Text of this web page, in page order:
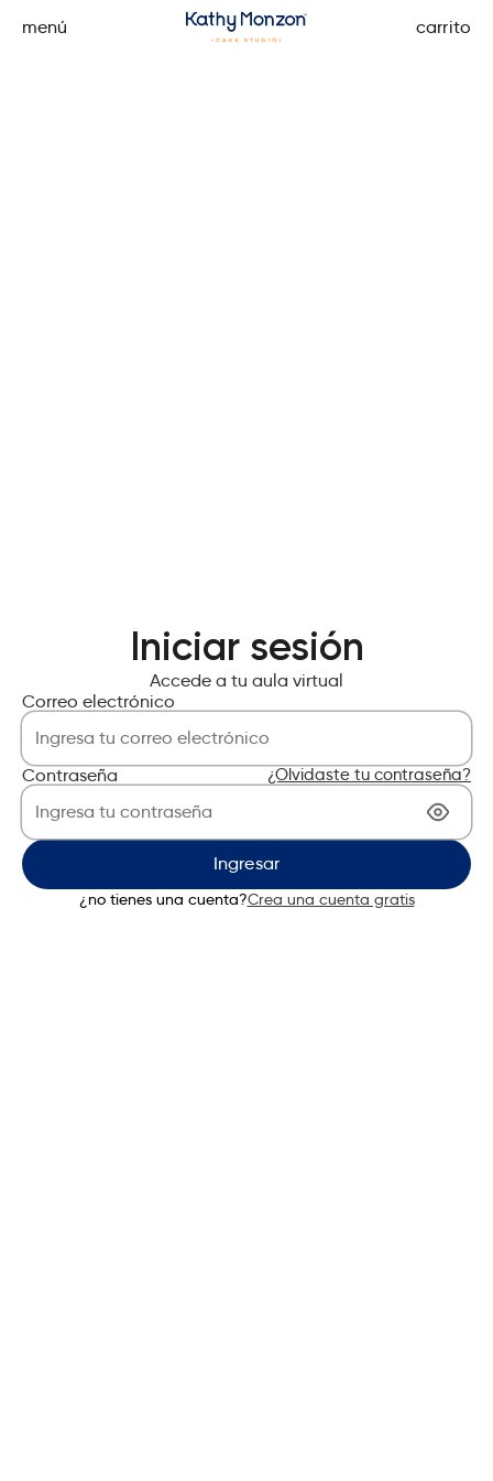
menú carrito
Iniciar sesión
Accede a tu aula virtual
Correo electrónico
Contraseña ¿Olvidaste tu contraseña?
Ingresar
¿no tienes una cuenta?Crea una cuenta gratis